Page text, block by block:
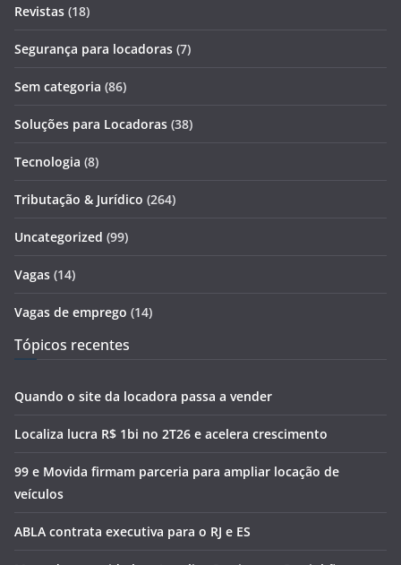
Revistas (18)
Segurança para locadoras (7)
Sem categoria (86)
Soluções para Locadoras (38)
Tecnologia (8)
Tributação & Jurídico (264)
Uncategorized (99)
Vagas (14)
Vagas de emprego (14)
Tópicos recentes
Quando o site da locadora passa a vender
Localiza lucra R$ 1bi no 2T26 e acelera crescimento
99 e Movida firmam parceria para ampliar locação de
veículos
ABLA contrata executiva para o RJ e ES